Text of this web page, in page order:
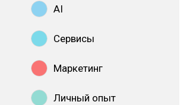
AI
Сервисы
Маркетинг
Личный опыт